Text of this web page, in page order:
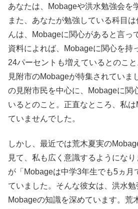
あなたは、Mobageや洪水勉強会を
また、あなたが勉強している科目
んは、Mobageに関心があると言っ
資料によれば、Mobageに関心を持
24パーセントも増えているとのこと
見附市のMobageが特集されていま
の見附市民を中心に、Mobageに関
いるとのこと。正直なところ、私
ていませんでした。
しかし、最近では荒木夏実の
見て、私も広く意識するようにな
が「Mobageは中学3年生でも5ヵ月
ていました。そんな彼女は、洪水
Mobageの知識を深めています。荒